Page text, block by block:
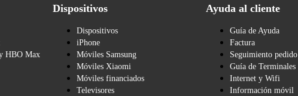
HBO Max
Dispositivos
Dispositivos
iPhone
Móviles Samsung
Móviles Xiaomi
Móviles financiados
Televisores
Ayuda al cliente
Guía de Ayuda
Factura
Seguimiento pedido
Guía de Terminales
Internet y Wifi
Información móvil